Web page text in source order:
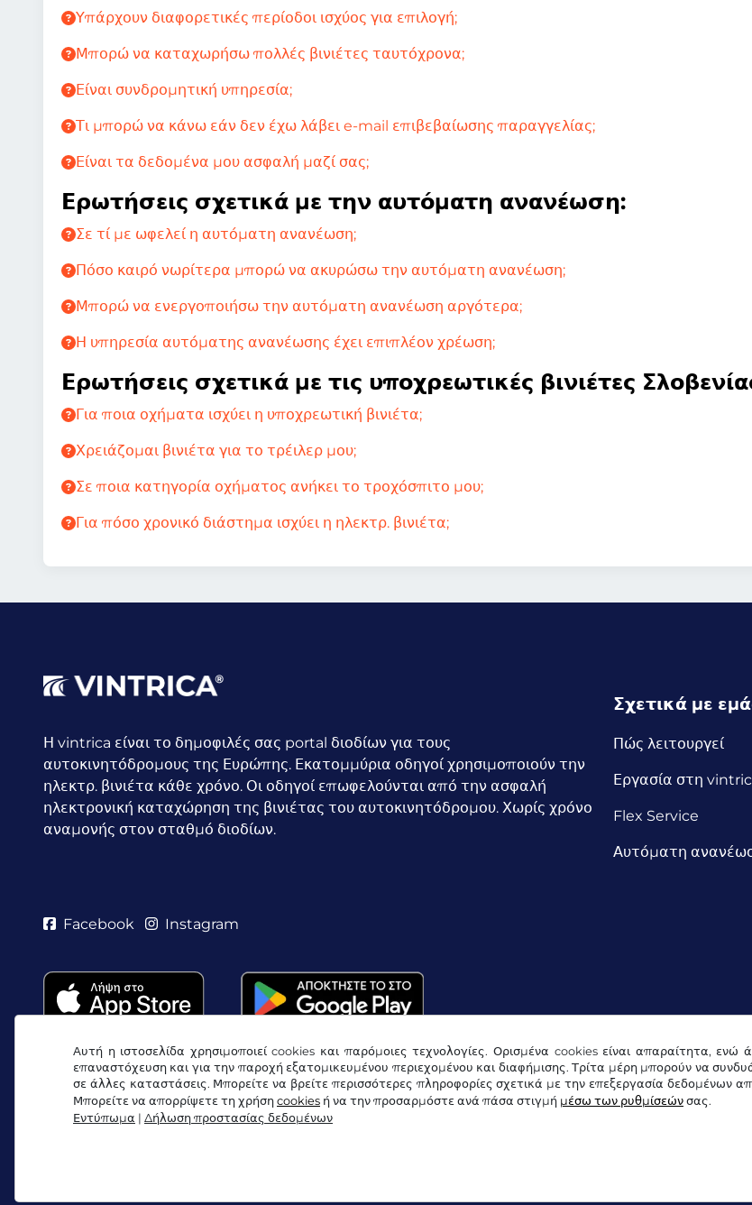
Αυτή η ιστοσελίδα χρησιμοποιεί cookies και παρόμοιες τεχνολογίες. Ορισμένα cookies είναι απαραίτητα,
επαναστόχευση και για την παροχή εξατομικευμένου περιεχομένου και διαφήμισης. Τρίτα μέρη μπορούν να
σε άλλες καταστάσεις. Μπορείτε να βρείτε περισσότερες πληροφορίες σχετικά με την επεξεργασία δεδομένων
Μπορείτε να απορρίψετε τη χρήση cookies ή να την προσαρμόστε ανά πάσα στιγμή μέσω των ρυθμίσεών σας.
Εντύπωμα | Δήλωση προστασίας δεδομένων
Υπάρχουν διαφορετικές περίοδοι ισχύος για επιλογή;
Μπορώ να καταχωρήσω πολλές βινιέτες ταυτόχρονα;
Είναι συνδρομητική υπηρεσία;
Τι μπορώ να κάνω εάν δεν έχω λάβει e-mail επιβεβαίωσης παραγγελίας;
Είναι τα δεδομένα μου ασφαλή μαζί σας;
Ερωτήσεις σχετικά με την αυτόματη ανανέωση:
Σε τί με ωφελεί η αυτόματη ανανέωση;
Πόσο καιρό νωρίτερα μπορώ να ακυρώσω την αυτόματη ανανέωση;
Μπορώ να ενεργοποιήσω την αυτόματη ανανέωση αργότερα;
Η υπηρεσία αυτόματης ανανέωσης έχει επιπλέον χρέωση;
Ερωτήσεις σχετικά με τις υποχρεωτικές βινιέτες
Για ποια οχήματα ισχύει η υποχρεωτική βινιέτα;
Χρειάζομαι βινιέτα για το τρέιλερ μου;
Σε ποια κατηγορία οχήματος ανήκει το τροχόσπιτο μου;
Για πόσο χρονικό διάστημα ισχύει η ηλεκτρ. βινιέτα;
Η vintrica είναι το δημοφιλές σας portal διοδίων για τους
αυτοκινητόδρομους της Ευρώπης. Εκατομμύρια οδηγοί χρησιμοποιούν την
ηλεκτρ. βινιέτα κάθε χρόνο. Οι οδηγοί επωφελούνται από την ασφαλή
ηλεκτρονική καταχώρηση της βινιέτας του αυτοκινητόδρομου. Χωρίς χρόνο
αναμονής στον σταθμό διοδίων.
Σχετικά με
Πώς λειτουργεί
Εργασία στη
Flex Service
Αυτόματη
Facebook Instagram